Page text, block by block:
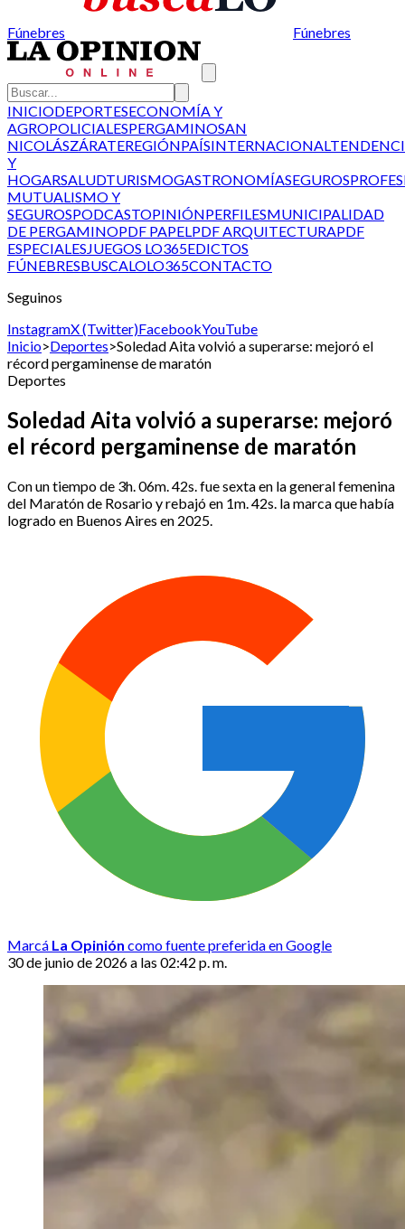
Fúnebres Fúnebres
INICIODEPORTESECONOMÍA Y
AGROPOLICIALESPERGAMINOSAN
NICOLÁSZÁRATEREGIÓNPAÍSINTERNACIONAL
Y
HOGARSALUDTURISMOGASTRONOMÍASEGUROS
MUTUALISMO Y
SEGUROSPODCASTOPINIÓNPERFILESMUNICIPALIDAD
DE PERGAMINOPDF PAPELPDF ARQUITECTURAPDF
ESPECIALESJUEGOS LO365EDICTOS
FÚNEBRESBUSCALOLO365CONTACTO
Seguinos
InstagramX (Twitter)FacebookYouTube
Inicio>Deportes>Soledad Aita volvió a superarse: mejoró el
récord pergaminense de maratón
Deportes
Soledad Aita volvió a superarse: mejoró
el récord pergaminense de maratón
Con un tiempo de 3h. 06m. 42s. fue sexta en la general femenina
del Maratón de Rosario y rebajó en 1m. 42s. la marca que había
logrado en Buenos Aires en 2025.
Marcá La Opinión como fuente preferida en Google
30 de junio de 2026 a las 02:42 p. m.